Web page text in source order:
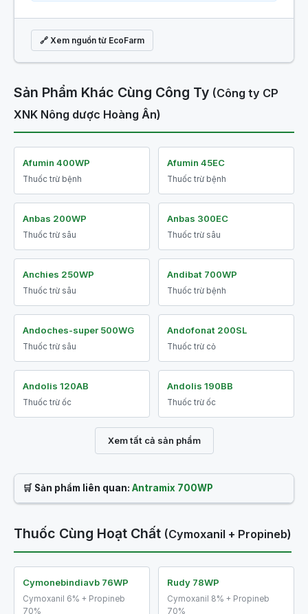
🔗 Xem nguồn từ EcoFarm
Sản Phẩm Khác Cùng Công Ty (Công ty CP
XNK Nông dược Hoàng Ân)
Afumin 400WP
Thuốc trừ bệnh
Afumin 45EC
Thuốc trừ bệnh
Anbas 200WP
Thuốc trừ sâu
Anbas 300EC
Thuốc trừ sâu
Anchies 250WP
Thuốc trừ sâu
Andibat 700WP
Thuốc trừ bệnh
Andoches-super 500WG
Thuốc trừ sâu
Andofonat 200SL
Thuốc trừ cỏ
Andolis 120AB
Thuốc trừ ốc
Andolis 190BB
Thuốc trừ ốc
Xem tất cả sản phẩm
🛒 Sản phẩm liên quan: Antramix 700WP
Thuốc Cùng Hoạt Chất (Cymoxanil + Propineb)
Cymonebindiavb 76WP
Cymoxanil 6% + Propineb
70%
Rudy 78WP
Cymoxanil 8% + Propineb
70%